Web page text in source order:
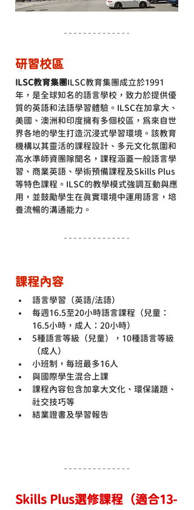
研習校區
ILSC教育集團 ILSC教育集團成立於1991
年，是全球知名的語言學校，致力於提供優
質的英語和法語學習體驗。ILSC在加拿大、
美國、澳洲和印度擁有多個校區，為來自世
界各地的學生打造沉浸式學習環境。該教育
機構以其靈活的課程設計、多元文化氛圍和
高水準師資團隊聞名，課程涵蓋一般語言學
習、商業英語、學術預備課程及Skills Plus
等特色課程。ILSC的教學模式強調互動與應
用，並鼓勵學生在真實環境中運用語言，培
養流暢的溝通能力。
課程內容
語言學習（英語/法語）
每週16.5至20小時語言課程（兒童：
16.5小時，成人：20小時）
5種語言等級（兒童），10種語言等級
（成人）
小班制，每班最多16人
與國際學生混合上課
課程內容包含加拿大文化、環保議題、
社交技巧等
結業證書及學習報告
Skills Plus選修課程（適合13-